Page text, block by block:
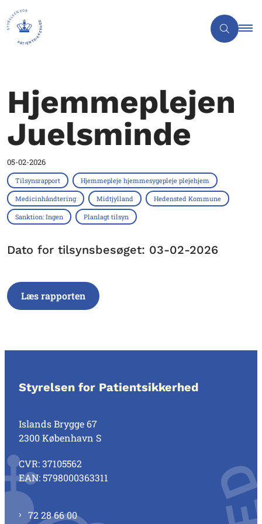
Hjemmeplejen
Juelsminde
05-02-2026
Tilsynsrapport Hjemmepleje hjemmesygepleje plejehjem
Medicinhåndtering Midtjylland Hedensted Kommune
Sanktion: Ingen Planlagt tilsyn
Dato for tilsynsbesøget: 03-02-2026
Læs rapporten
Styrelsen for Patientsikkerhed
Islands Brygge 67
2300 København S
CVR: 37105562
EAN: 5798000363311
72 28 66 00